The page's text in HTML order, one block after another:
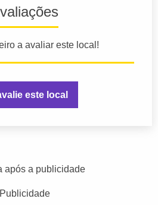
a avaliar este local!
este local
após a publicidade
Publicidade